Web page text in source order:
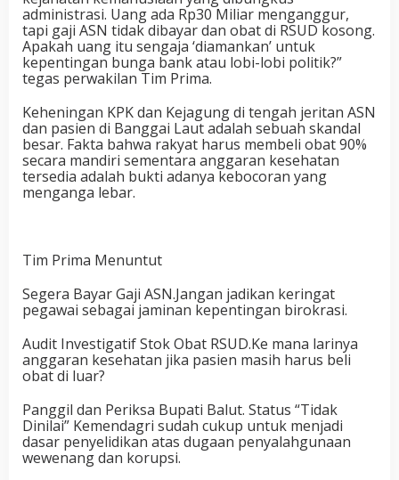
administrasi. Uang ada Rp30 Miliar menganggur,
tapi gaji ASN tidak dibayar dan obat di RSUD kosong.
Apakah uang itu sengaja ‘diamankan’ untuk
kepentingan bunga bank atau lobi-lobi politik?”
tegas perwakilan Tim Prima.
Keheningan KPK dan Kejagung di tengah jeritan ASN
dan pasien di Banggai Laut adalah sebuah skandal
besar. Fakta bahwa rakyat harus membeli obat 90%
secara mandiri sementara anggaran kesehatan
tersedia adalah bukti adanya kebocoran yang
menganga lebar.
Tim Prima Menuntut
Segera Bayar Gaji ASN.Jangan jadikan keringat
pegawai sebagai jaminan kepentingan birokrasi.
Audit Investigatif Stok Obat RSUD.Ke mana larinya
anggaran kesehatan jika pasien masih harus beli
obat di luar?
Panggil dan Periksa Bupati Balut. Status “Tidak
Dinilai” Kemendagri sudah cukup untuk menjadi
dasar penyelidikan atas dugaan penyalahgunaan
wewenang dan korupsi.